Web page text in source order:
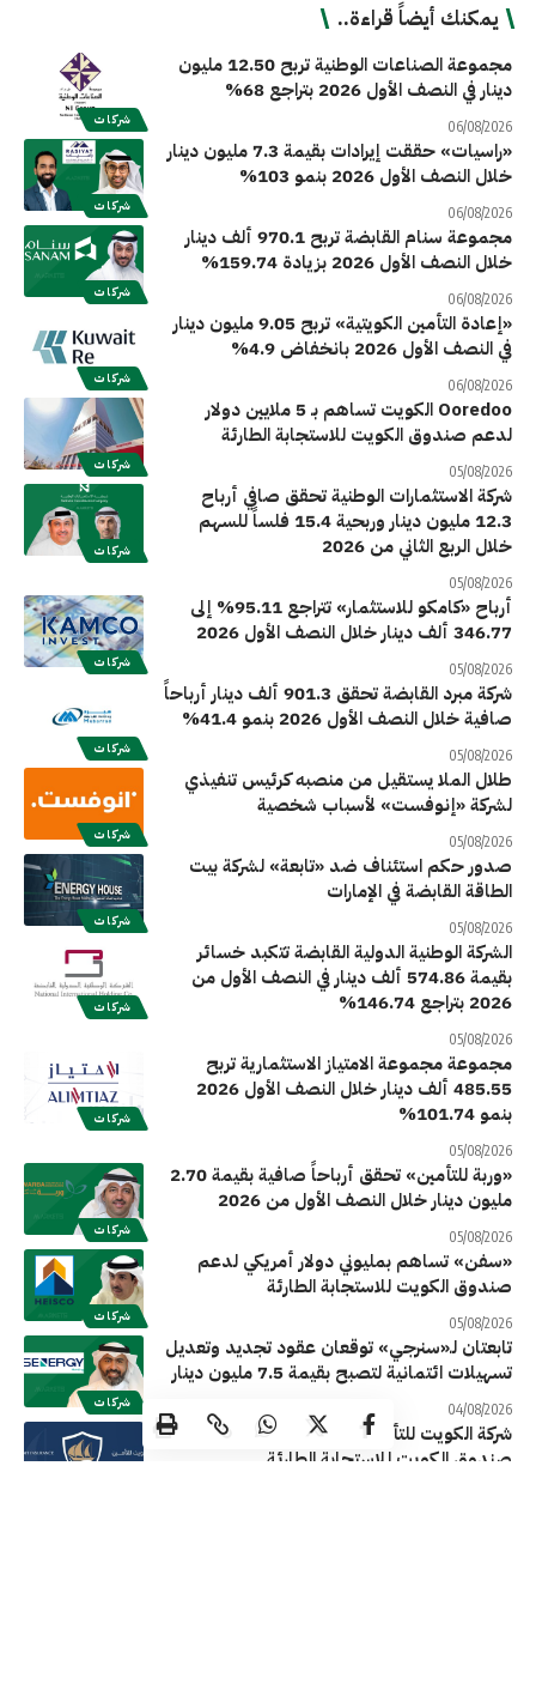
يمكنك أيضاً قراءة..
شركات
مجموعة الصناعات الوطنية تربح 12.50 مليون
دينار في النصف الأول 2026 بتراجع 68%
06/08/2026
شركات
«راسيات» حققت إيرادات بقيمة 7.3 مليون دينار
خلال النصف الأول 2026 بنمو 103%
06/08/2026
شركات
مجموعة سنام القابضة تربح 970.1 ألف دينار
خلال النصف الأول 2026 بزيادة 159.74%
06/08/2026
شركات
«إعادة التأمين الكويتية» تربح 9.05 مليون دينار
في النصف الأول 2026 بانخفاض 4.9%
06/08/2026
شركات
Ooredoo الكويت تساهم بـ 5 ملايين دولار
لدعم صندوق الكويت للاستجابة الطارئة
05/08/2026
شركات
شركة الاستثمارات الوطنية تحقق صافي أرباح
12.3 مليون دينار وربحية 15.4 فلساً للسهم
خلال الربع الثاني من 2026
05/08/2026
شركات
أرباح «كامكو للاستثمار» تتراجع 95.11% إلى
346.77 ألف دينار خلال النصف الأول 2026
05/08/2026
شركات
شركة مبرد القابضة تحقق 901.3 ألف دينار أرباحاً
صافية خلال النصف الأول 2026 بنمو 41.4%
05/08/2026
شركات
طلال الملا يستقيل من منصبه كرئيس تنفيذي
لشركة «إنوفست» لأسباب شخصية
05/08/2026
شركات
صدور حكم استئناف ضد «تابعة» لشركة بيت
الطاقة القابضة في الإمارات
05/08/2026
شركات
الشركة الوطنية الدولية القابضة تتكبد خسائر
بقيمة 574.86 ألف دينار في النصف الأول من
2026 بتراجع 146.74%
05/08/2026
شركات
مجموعة مجموعة الامتياز الاستثمارية تربح
485.55 ألف دينار خلال النصف الأول 2026
بنمو 101.74%
05/08/2026
شركات
«وربة للتأمين» تحقق أرباحاً صافية بقيمة 2.70
مليون دينار خلال النصف الأول من 2026
05/08/2026
شركات
«سفن» تساهم بمليوني دولار أمريكي لدعم
صندوق الكويت للاستجابة الطارئة
05/08/2026
شركات
تابعتان لـ«سنرجي» توقعان عقود تجديد وتعديل
تسهيلات ائتمانية لتصبح بقيمة 7.5 مليون دينار
04/08/2026
شركة الكويت للتأمين تساهم بـ2 مليون دولار في
صندوق الكويت للاستجابة الطارئة